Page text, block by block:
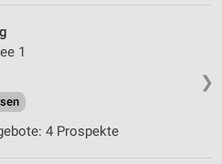
❯
1
4 Prospekte